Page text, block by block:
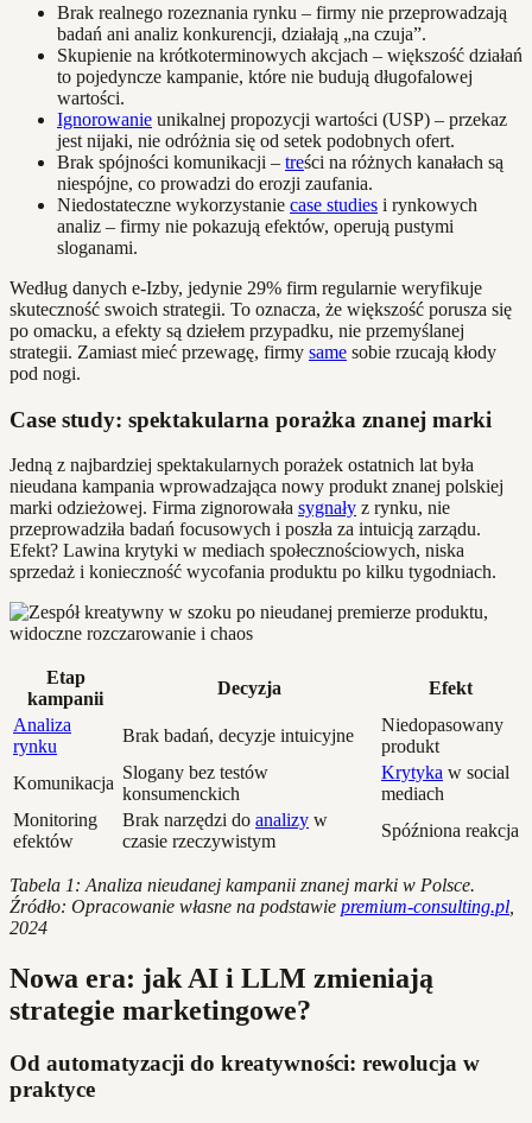
Brak realnego rozeznania rynku – firmy nie przeprowadzają
badań ani analiz konkurencji, działają „na czuja”.
Skupienie na krótkoterminowych akcjach – większość działań
to pojedyncze kampanie, które nie budują długofalowej
wartości.
Ignorowanie unikalnej propozycji wartości (USP) – przekaz
jest nijaki, nie odróżnia się od setek podobnych ofert.
Brak spójności komunikacji – treści na różnych kanałach są
niespójne, co prowadzi do erozji zaufania.
Niedostateczne wykorzystanie case studies i rynkowych
analiz – firmy nie pokazują efektów, operują pustymi
sloganami.
Według danych e-Izby, jedynie 29% firm regularnie weryfikuje
skuteczność swoich strategii. To oznacza, że większość porusza się
po omacku, a efekty są dziełem przypadku, nie przemyślanej
strategii. Zamiast mieć przewagę, firmy same sobie rzucają kłody
pod nogi.
Case study: spektakularna porażka znanej marki
Jedną z najbardziej spektakularnych porażek ostatnich lat była
nieudana kampania wprowadzająca nowy produkt znanej polskiej
marki odzieżowej. Firma zignorowała sygnały z rynku, nie
przeprowadziła badań focusowych i poszła za intuicją zarządu.
Efekt? Lawina krytyki w mediach społecznościowych, niska
sprzedaż i konieczność wycofania produktu po kilku tygodniach.
Etap
kampanii
Decyzja
Efekt
Analiza
rynku
Brak badań, decyzje intuicyjne
Niedopasowany
produkt
Komunikacja
Slogany bez testów
konsumenckich
Krytyka w social
mediach
Monitoring
efektów
Brak narzędzi do analizy w
czasie rzeczywistym
Spóźniona reakcja
Tabela 1: Analiza nieudanej kampanii znanej marki w Polsce.
Źródło: Opracowanie własne na podstawie premium-consulting.pl
2024
Nowa era: jak AI i LLM zmieniają
strategie marketingowe?
Od automatyzacji do kreatywności: rewolucja w
praktyce